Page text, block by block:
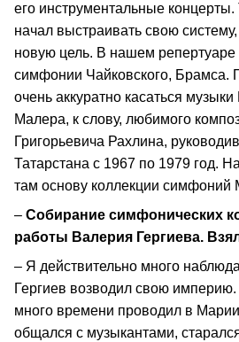
его инструментальные
начал выстраивать свою
новую цель. В нашем репертуаре
симфонии Чайковского, Брамса.
очень аккуратно касаться
Малера, к слову, любимого
Григорьевича Рахлина,
Татарстана с 1967 по 1979 год.
там основу коллекции симфоний
– Собирание симфонических
работы Валерия Гергиева.
– Я действительно много
Гергиев возводил свою империю.
много времени проводил в
общался с музыкантами,